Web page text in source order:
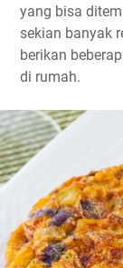
yang bisa
sekian banyak
berikan
di rumah.